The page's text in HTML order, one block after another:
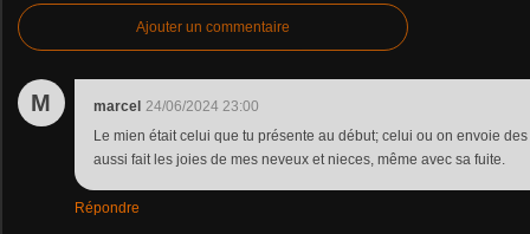
Ajouter un commentaire
M marcel 24/06/2024 23:00
Le mien était celui que tu présente au début; celui ou on envoie
aussi fait les joies de mes neveux et nieces, même avec sa fuite.
Répondre